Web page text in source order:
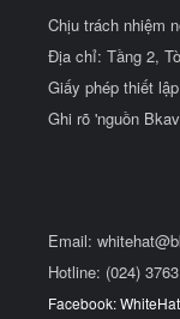
Chịu trách nhiệm
Địa chỉ: Tầng 2,
Giấy phép thiết
Ghi rõ 'nguồn
Email:
Hotline: (024)
Facebook: WhiteHat